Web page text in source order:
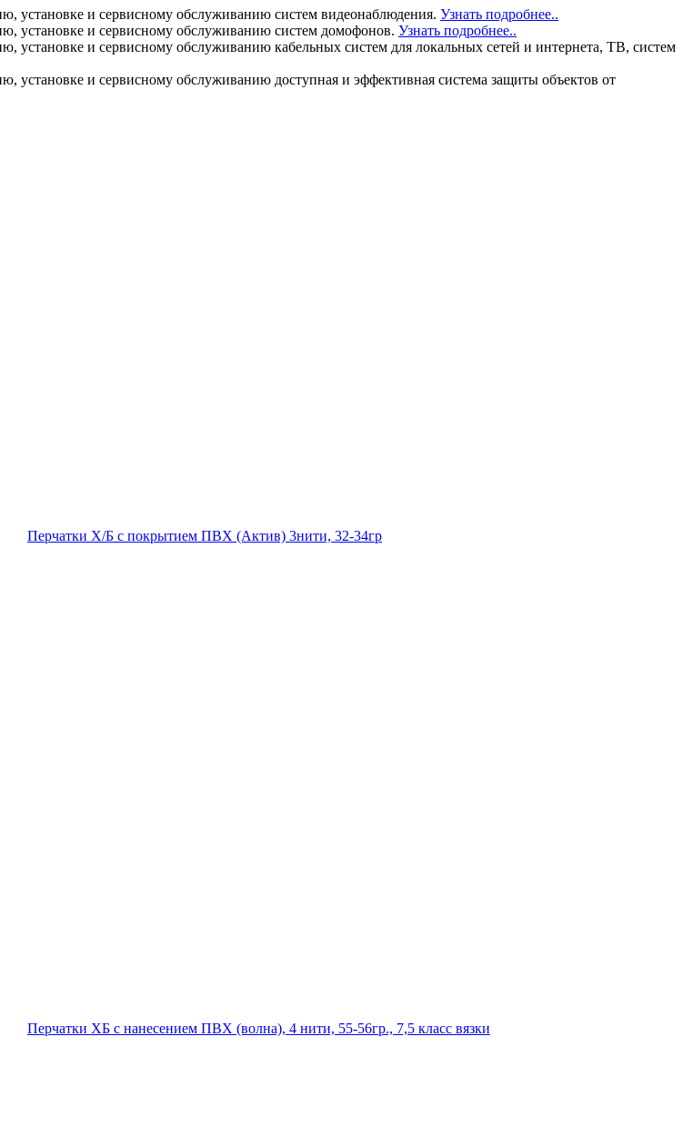
установке и сервисному обслуживанию систем видеонаблюдения. Узнать подробнее..
установке и сервисному обслуживанию систем домофонов. Узнать подробнее..
и сервисному обслуживанию кабельных систем для локальных сетей и интернета, ТВ, систем
и сервисному обслуживанию доступная и эффективная система защиты объектов от
Перчатки Х/Б с покрытием ПВХ (Актив) 3нити, 32-34гр
Перчатки ХБ с нанесением ПВХ (волна), 4 нити, 55-56гр., 7,5 класс вязки